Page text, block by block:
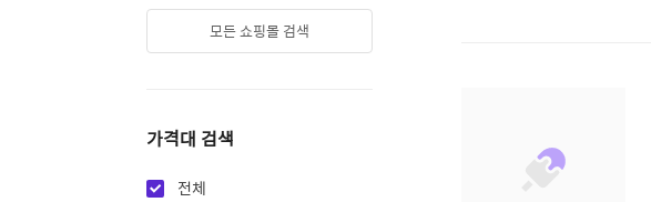
모든 쇼핑몰 검색
가격대 검색
전체